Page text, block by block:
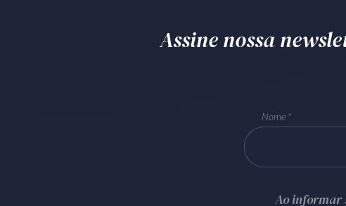
Assine nossa
Nome
Ao informar